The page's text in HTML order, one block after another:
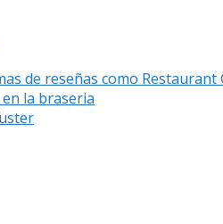
de reseñas como Restaurant
la braseria